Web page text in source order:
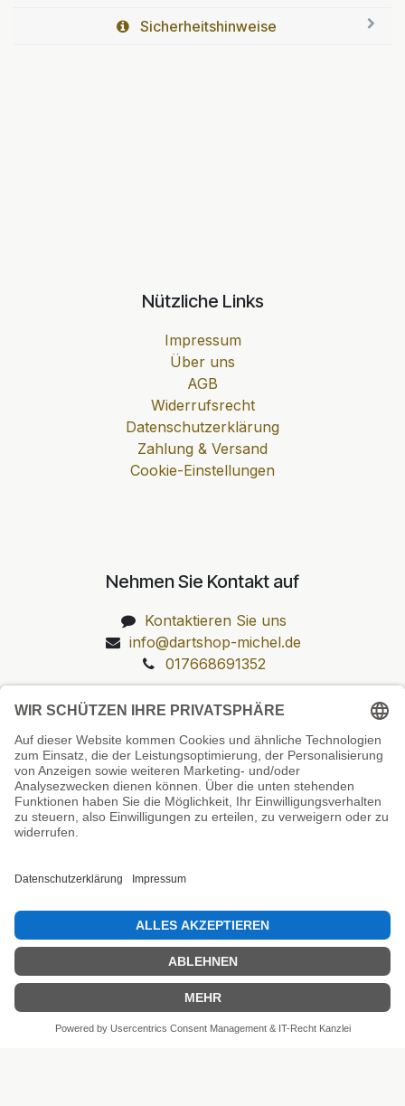
Sicherheitshinweise
Nützliche Links
Impressum
Über uns
AGB
Widerrufsrecht
Datenschutzerklärung
Zahlung & Versand
Cookie-Einstellungen
Nehmen Sie Kontakt auf
Kontaktieren Sie uns
info@dartshop-michel.de
017668691352
Unsere Prüfsiegel